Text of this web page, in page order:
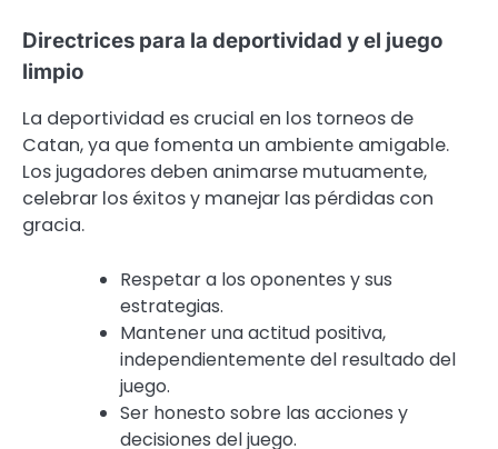
Directrices para la deportividad y el juego
limpio
La deportividad es crucial en los torneos de
Catan, ya que fomenta un ambiente amigable.
Los jugadores deben animarse mutuamente,
celebrar los éxitos y manejar las pérdidas con
gracia.
Respetar a los oponentes y sus
estrategias.
Mantener una actitud positiva,
independientemente del resultado del
juego.
Ser honesto sobre las acciones y
decisiones del juego.